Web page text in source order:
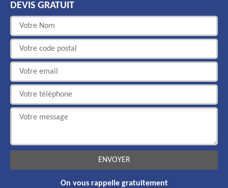
DEVIS GRATUIT
On vous rappelle gratuitement